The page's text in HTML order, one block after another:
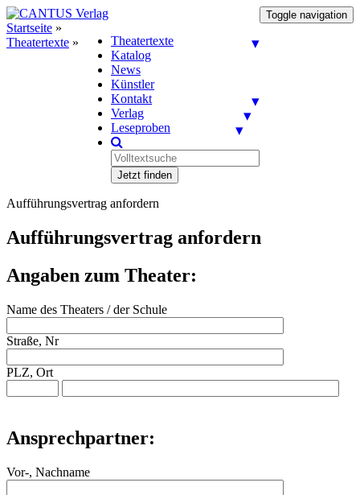
Toggle navigation
Theatertexte
Katalog
News
Künstler
Kontakt
Verlag
Leseproben
Jetzt finden
Startseite »
Theatertexte »
Aufführungsvertrag anfordern
Aufführungsvertrag anfordern
Angaben zum Theater:
Name des Theaters / der Schule
Straße, Nr
PLZ, Ort
Ansprechpartner:
Vor-, Nachname